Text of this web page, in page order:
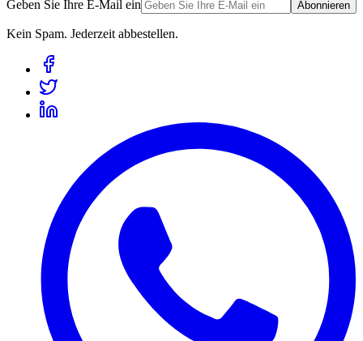
Geben Sie Ihre E-Mail ein Abonnieren
Kein Spam. Jederzeit abbestellen.